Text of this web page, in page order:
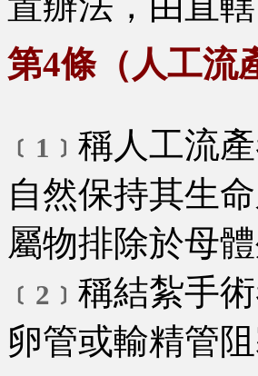
第4條（人工流
﹝1﹞ 稱人工流
自然保持其生
屬物排除於母
﹝2﹞ 稱結紮手
卵管或輸精管